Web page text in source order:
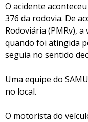
O acidente
376 da rodovia. De
Rodoviária (PMRv),
quando foi atingida
seguia no sentido
Uma equipe do
no local.
O motorista do